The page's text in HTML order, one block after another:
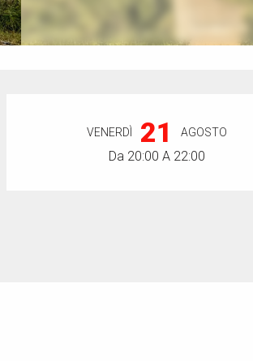
VENERDÌ 21 AGOSTO
Da 20:00 A 22:00